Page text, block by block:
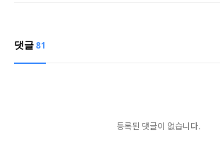
댓글81
등록된 댓글이 없습니다.